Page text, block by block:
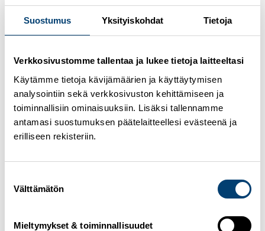
Suostumus Yksityiskohdat Tietoja
Verkkosivustomme tallentaa ja lukee tietoja laitteeltasi
Käytämme tietoja kävijämäärien ja käyttäytymisen
analysointiin sekä verkkosivuston kehittämiseen ja
toiminnallisiin ominaisuuksiin. Lisäksi tallennamme
antamasi suostumuksen päätelaitteellesi evästeenä ja
erilliseen rekisteriin.
valinta
Välttämätön
Mieltymykset & toiminnallisuudet
Maastohiihdon maailmancup
Rebecca Immonen, Jasmi Joensuu, Kerttu Niskanen,
Krista Pärmäkoski, Riitta-Liisa Roponen, Vilma Ryytty
Miehet
Oskari Hökkä, Miro Karppanen, Lauri Lepistö, Remi
Lindholm, Markus Vuorela
Maastohiihdon urheilijabiot
Yhdistetty
Lillehammer, Norja 30.11.-3.12.2023